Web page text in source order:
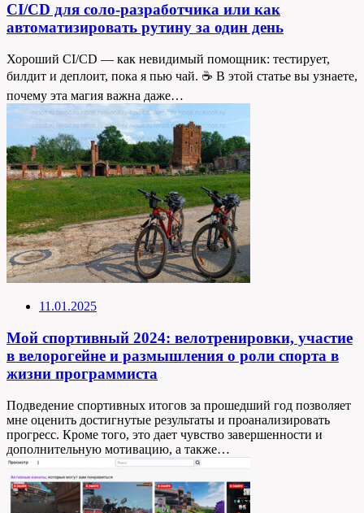
CI/CD для соло-разработчика или как
автоматизировать рутину за один день
Хороший CI/CD — как невидимый помощник: тестирует,
билдит и деплоит, пока я пью чай. ☕ В этой статье вы узнаете,
почему эта магия важна даже…
11.01.2025
Мой спортивный 2024: велотренировки, участие
в велорогейне и размышления о роли спорта в
жизни программиста
Подведение спортивных итогов за прошедший год позволяет
мне оценить достигнутые результаты и проанализировать
прогресс. Кроме того, это дает чувство завершенности и
дополнительную мотивацию, а также…